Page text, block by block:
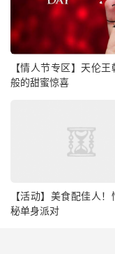
【情人节专区】天伦王
般的甜蜜惊喜
【活动】美食配佳人！
秘单身派对